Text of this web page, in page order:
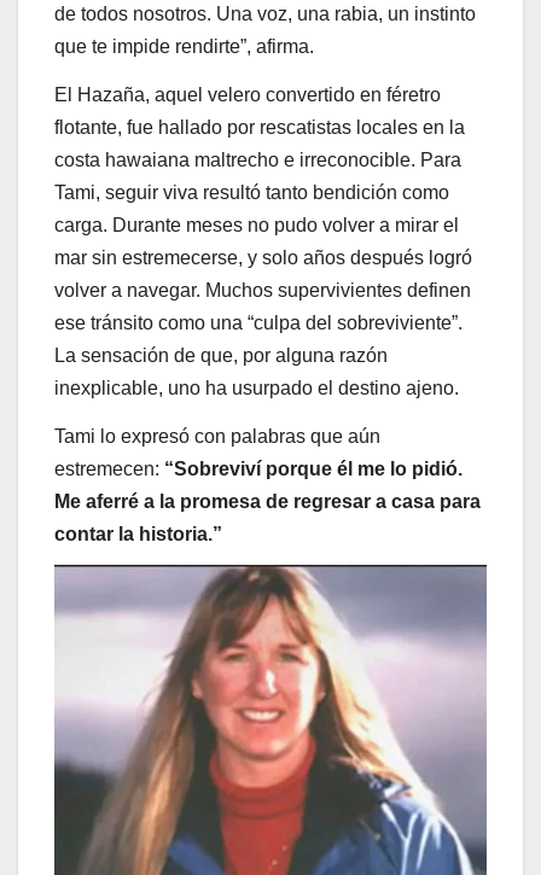
de todos nosotros. Una voz, una rabia, un instinto
que te impide rendirte”, afirma.
El Hazaña, aquel velero convertido en féretro
flotante, fue hallado por rescatistas locales en la
costa hawaiana maltrecho e irreconocible. Para
Tami, seguir viva resultó tanto bendición como
carga. Durante meses no pudo volver a mirar el
mar sin estremecerse, y solo años después logró
volver a navegar. Muchos supervivientes definen
ese tránsito como una “culpa del sobreviviente”.
La sensación de que, por alguna razón
inexplicable, uno ha usurpado el destino ajeno.
Tami lo expresó con palabras que aún
estremecen: “Sobreviví porque él me lo pidió.
Me aferré a la promesa de regresar a casa para
contar la historia.”